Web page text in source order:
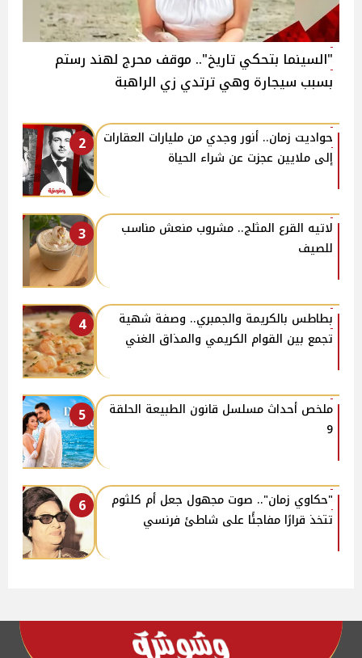
"السينما بتحكي تاريخ".. موقف محرج لهند رستم
بسبب سيجارة وهي ترتدي زي الراهبة
2
حواديت زمان.. أنور وجدي من مليارات العقارات
إلى ملايين عجزت عن شراء الحياة
3
لاتيه القرع المثلج.. مشروب منعش مناسب
للصيف
4
بطاطس بالكريمة والجمبري.. وصفة شهية
تجمع بين القوام الكريمي والمذاق الغني
5
ملخص أحداث مسلسل قانون الطبيعة الحلقة
9
6
"حكاوي زمان".. صوت مجهول جعل أم كلثوم
تتخذ قرارًا مفاجئًا على شاطئ فرنسي